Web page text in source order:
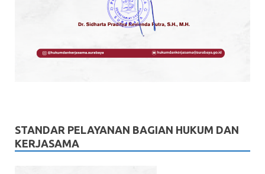
STANDAR PELAYANAN BAGIAN HUKUM DAN
KERJASAMA